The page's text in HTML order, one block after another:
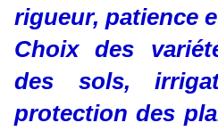
rigueur, patience
Choix des
des sols,
protection des